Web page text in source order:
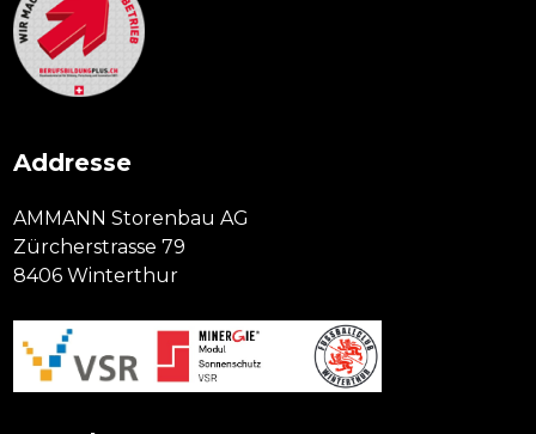
Addresse
AMMANN Storenbau AG
Zürcherstrasse 79
8406 Winterthur